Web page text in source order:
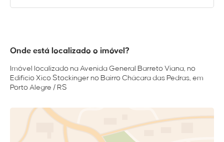
Onde está localizado o imóvel?
Imóvel localizado na Avenida General Barreto Viana, no
Edifício Xico Stockinger no Bairro Chácara das Pedras, em
Porto Alegre / RS